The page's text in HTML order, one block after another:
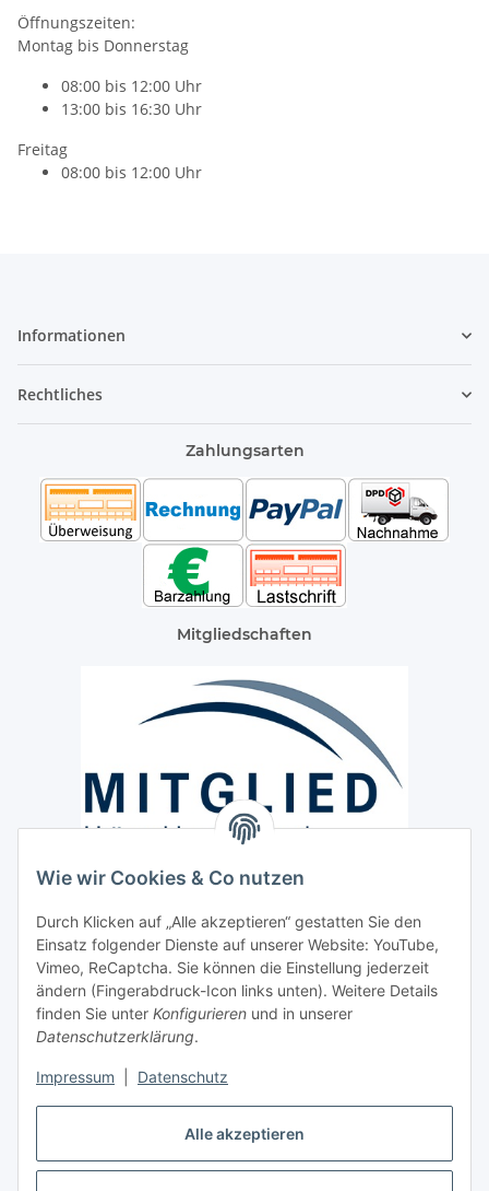
Alle akzeptieren
Wie wir Cookies & Co nutzen
Durch Klicken auf „Alle akzeptieren“ gestatten Sie den
Einsatz folgender Dienste auf unserer Website: YouTube,
Vimeo, ReCaptcha. Sie können die Einstellung jederzeit
ändern (Fingerabdruck-Icon links unten). Weitere Details
finden Sie unter Konfigurieren und in unserer
Datenschutzerklärung.
Impressum Datenschutz
Öffnungszeiten:
Montag bis Donnerstag
08:00 bis 12:00 Uhr
13:00 bis 16:30 Uhr
Freitag
08:00 bis 12:00 Uhr
Informationen
Rechtliches
Zahlungsarten
Mitgliedschaften
Paketdienst und Spedition
Regionaler Lieferservice im Umkreis von ca. 60 Km
Sicherheit